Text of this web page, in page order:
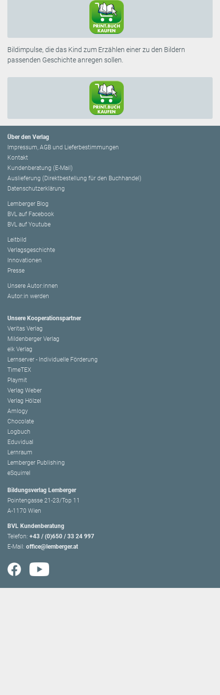
Bildimpulse, die das Kind zum Erzählen einer zu den Bildern
passenden Geschichte anregen sollen.
Über den Verlag
Impressum, AGB und Lieferbestimmungen
Kontakt
Kundenberatung (E-Mail)
Auslieferung (Direktbestellung für den Buchhandel)
Datenschutzerklärung
Lemberger Blog
BVL auf Facebook
BVL auf Youtube
Leitbild
Verlagsgeschichte
Innovationen
Presse
Unsere Autor:innen
Autor:in werden
Unsere Kooperationspartner
Veritas Verlag
Mildenberger Verlag
elk Verlag
Lernserver - Individuelle Förderung
TimeTEX
Playmit
Verlag Weber
Verlag Hölzel
Amlogy
Chocolate
Logbuch
Eduvidual
Lernraum
Lemberger Publishing
eSquirrel
Bildungsverlag Lemberger
Pointengasse 21-23/Top 11
A-1170 Wien
BVL Kundenberatung
Telefon: +43 / (0)650 / 33 24 997
E-Mail: office@lemberger.at